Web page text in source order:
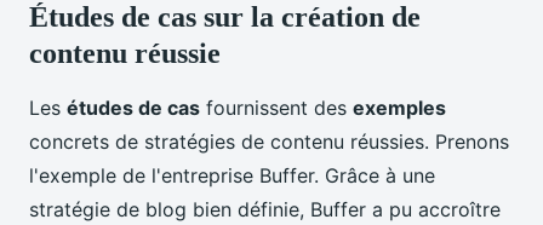
Études de cas sur la création de
contenu réussie
Les études de cas fournissent des exemples
concrets de stratégies de contenu réussies. Prenons
l'exemple de l'entreprise Buffer. Grâce à une
stratégie de blog bien définie, Buffer a pu accroître